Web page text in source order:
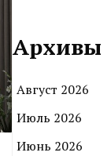
Архивы
Август 2026
Июль 2026
Июнь 2026